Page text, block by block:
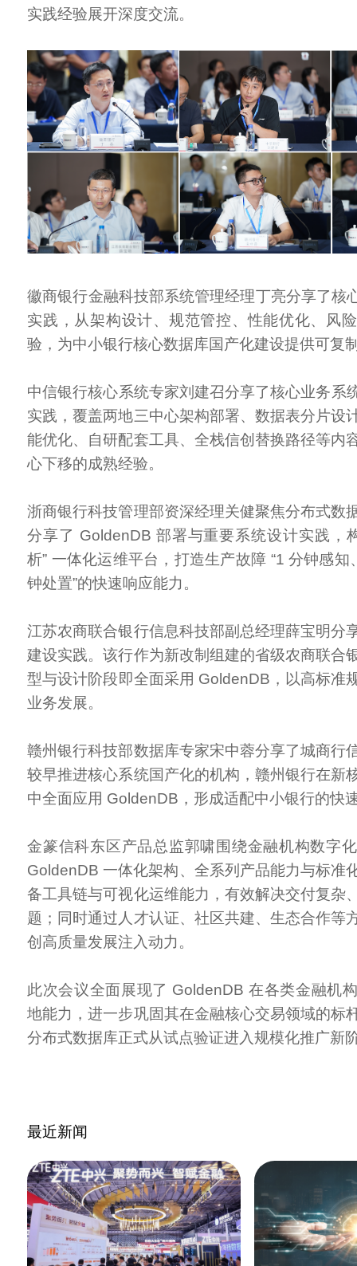
实践经验展开深度交流。
徽商银行金融科技部系统管理经理丁亮分享了核
实践，从架构设计、规范管控、性能优化、风
验，为中小银行核心数据库国产化建设提供可复
中信银行核心系统专家刘建召分享了核心业务系
实践，覆盖两地三中心架构部署、数据表分片设
能优化、自研配套工具、全栈信创替换路径等内
心下移的成熟经验。
浙商银行科技管理部资深经理关健聚焦分布式数
分享了 GoldenDB 部署与重要系统设计实践，
析” 一体化运维平台，打造生产故障 “1 分钟感
钟处置”的快速响应能力。
江苏农商联合银行信息科技部副总经理薛宝明分
建设实践。该行作为新改制组建的省级农商联合
型与设计阶段即全面采用 GoldenDB，以高标准
业务发展。
赣州银行科技部数据库专家宋中蓉分享了城商行
较早推进核心系统国产化的机构，赣州银行在新
中全面应用 GoldenDB，形成适配中小银行的快
金篆信科东区产品总监郭啸围绕金融机构数字
GoldenDB 一体化架构、全系列产品能力与标准
备工具链与可视化运维能力，有效解决交付复杂
题；同时通过人才认证、社区共建、生态合作等
创高质量发展注入动力。
此次会议全面展现了 GoldenDB 在各类金融机
地能力，进一步巩固其在金融核心交易领域的标
分布式数据库正式从试点验证进入规模化推广新
最近新闻